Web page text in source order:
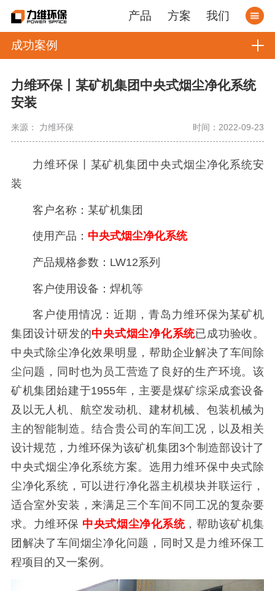
产品 方案 我们
成功案例
力维环保丨某矿机集团中央式烟尘净化系统
安装
来源： 力维环保 时间：2022-09-23
力维环保丨某矿机集团中央式烟尘净化系统安
装
客户名称：某矿机集团
使用产品： 中央式烟尘净化系统
产品规格参数：LW12系列
客户使用设备：焊机等
客户使用情况：近期，青岛力维环保为某矿机
集团设计研发的中央式烟尘净化系统已成功验收。
中央式除尘净化效果明显，帮助企业解决了车间除
尘问题，同时也为员工营造了良好的生产环境。该
矿机集团始建于1955年，主要是煤矿综采成套设备
及以无人机、航空发动机、建材机械、包装机械为
主的智能制造。结合贵公司的车间工况，以及相关
设计规范，力维环保为该矿机集团3个制造部设计了
中央式烟尘净化系统方案。选用力维环保中央式除
尘净化系统，可以进行净化器主机模块并联运行，
适合室外安装，来满足三个车间不同工况的复杂要
求。力维环保 中央式烟尘净化系统，帮助该矿机集
团解决了车间烟尘净化问题，同时又是力维环保工
程项目的又一案例。